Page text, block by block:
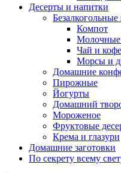
Десерты и напитки
Компот
Молочные
Чай и кофе
Морсы и
Домашние
Пирожные
Йогурты
Домашний
Мороженое
Фруктовые
Крема и глазури
Домашние заготовки
По секрету всему